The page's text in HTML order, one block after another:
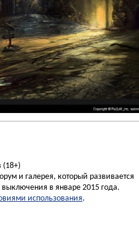
(18+)
и галерея, который развивается
выключения в январе 2015 года.
использования.